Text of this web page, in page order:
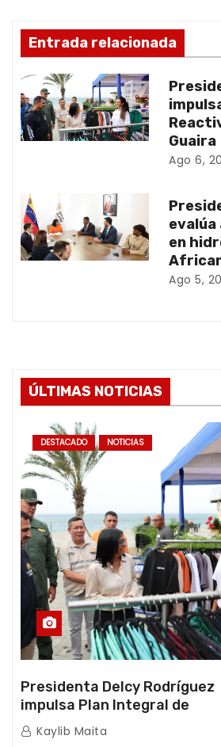
ó
n
d
e
n
t
a
s
Entrada relacionada
Guaira
Ago 6,
evalúa
en
Ago 5,
ÚLTIMAS NOTICIAS
DESTACADO NOTICIAS
Presidenta Delcy Rodríguez
impulsa Plan Integral de
Reactivación Económica en
Guaira
Kaylib Maita